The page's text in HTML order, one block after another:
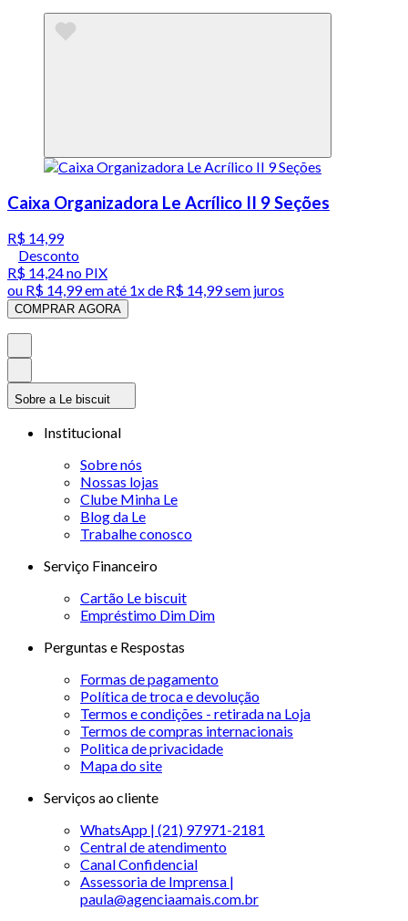
Caixa Organizadora Le Acrílico II 9 Seções
R$ 14,99
Desconto
R$ 14,24no PIX
ou R$ 14,99em até 1x de R$ 14,99sem juros
COMPRAR AGORA
Sobre a Le biscuit
Institucional
Sobre nós
Nossas lojas
Clube Minha Le
Blog da Le
Trabalhe conosco
Serviço Financeiro
Cartão Le biscuit
Empréstimo Dim Dim
Perguntas e Respostas
Formas de pagamento
Política de troca e devolução
Termos e condições - retirada na Loja
Termos de compras internacionais
Politica de privacidade
Mapa do site
Serviços ao cliente
WhatsApp | (21) 97971-2181
Central de atendimento
Canal Confidencial
Assessoria de Imprensa |
paula@agenciaamais.com.br